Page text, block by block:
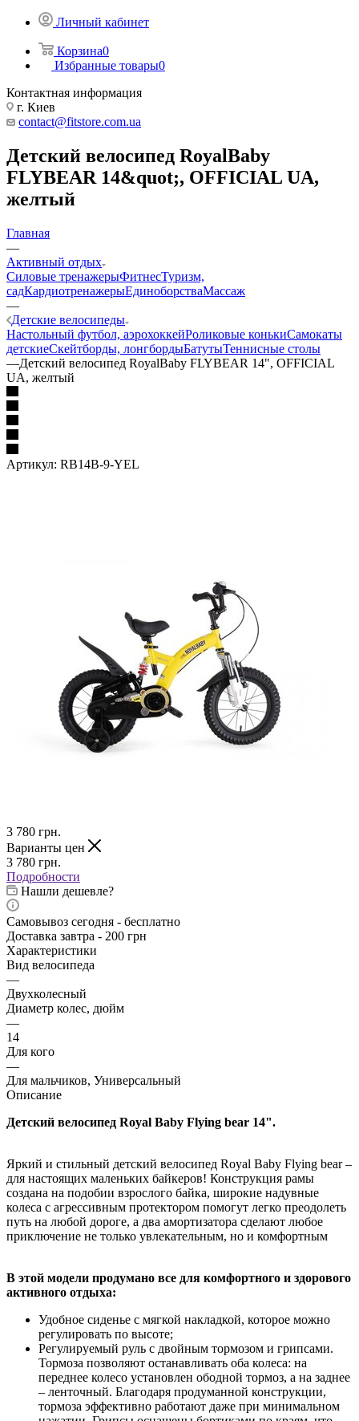
Личный кабинет
Корзина0
Избранные товары0
Контактная информация
г. Киев
contact@fitstore.com.ua
Детский велосипед RoyalBaby
FLYBEAR 14&quot;, OFFICIAL UA,
желтый
Главная
—
Активный отдых
Силовые тренажерыФитнесТуризм,
садКардиотренажерыЕдиноборстваМассаж
—
Детские велосипеды
Настольный футбол, аэрохоккейРоликовые конькиСамокаты
детскиеСкейтборды, лонгбордыБатутыТеннисные столы
—Детский велосипед RoyalBaby FLYBEAR 14", OFFICIAL
UA, желтый
Артикул: RB14B-9-YEL
3 780 грн.
Варианты цен
3 780 грн.
Подробности
Нашли дешевле?
Самовывоз сегодня - бесплатно
Доставка завтра - 200 грн
Характеристики
Вид велосипеда
—
Двухколесный
Диаметр колес, дюйм
—
14
Для кого
—
Для мальчиков, Универсальный
Описание
Детский велосипед Royal Baby Flying bear 14".
Яркий и стильный детский велосипед Royal Baby Flying bear –
для настоящих маленьких байкеров! Конструкция рамы
создана на подобии взрослого байка, широкие надувные
колеса с агрессивным протектором помогут легко преодолеть
путь на любой дороге, а два амортизатора сделают любое
приключение не только увлекательным, но и комфортным
В этой модели продумано все для комфортного и здорового
активного отдыха:
Удобное сиденье с мягкой накладкой, которое можно
регулировать по высоте;
Регулируемый руль с двойным тормозом и грипсами.
Тормоза позволяют останавливать оба колеса: на
переднее колесо установлен ободной тормоз, а на заднее
– ленточный. Благодаря продуманной конструкции,
тормоза эффективно работают даже при минимальном